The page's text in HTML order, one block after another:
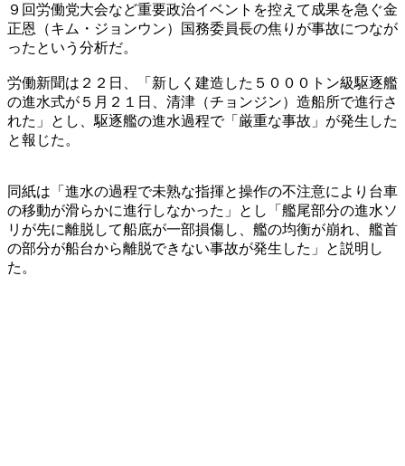
９回労働党大会など重要政治イベントを控えて成果を急ぐ金
正恩（キム・ジョンウン）国務委員長の焦りが事故につなが
ったという分析だ。
労働新聞は２２日、「新しく建造した５０００トン級駆逐艦
の進水式が５月２１日、清津（チョンジン）造船所で進行さ
れた」とし、駆逐艦の進水過程で「厳重な事故」が発生した
と報じた。
同紙は「進水の過程で未熟な指揮と操作の不注意により台車
の移動が滑らかに進行しなかった」とし「艦尾部分の進水ソ
リが先に離脱して船底が一部損傷し、艦の均衡が崩れ、艦首
の部分が船台から離脱できない事故が発生した」と説明し
た。